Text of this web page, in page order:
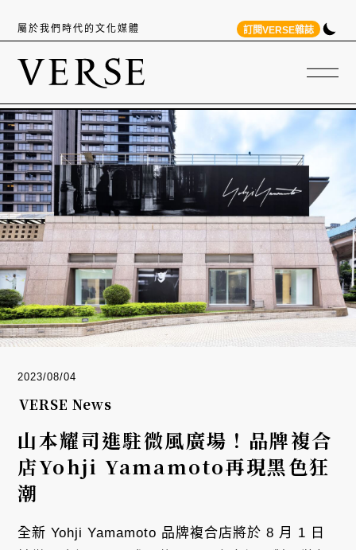
屬於我們時代的文化媒體 訂閱VERSE雜誌
2023/08/04
VERSE News
山本耀司進駐微風廣場！品牌複合
店Yohji Yamamoto再現黑色狂
潮
全新 Yohji Yamamoto 品牌複合店將於 8 月 1 日